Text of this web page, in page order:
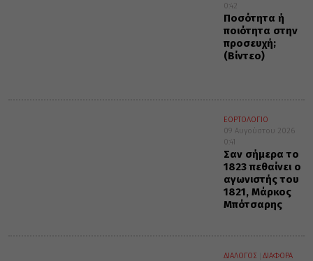
0:42
Ποσότητα ή
ποιότητα στην
προσευχή;
(Βίντεο)
ΕΟΡΤΟΛΟΓΙΟ
09 Αυγούστου 2026
0:41
Σαν σήμερα το
1823 πεθαίνει ο
αγωνιστής του
1821, Μάρκος
Μπότσαρης
ΔΙΑΛΟΓΟΣ
ΔΙΑΦΟΡΑ